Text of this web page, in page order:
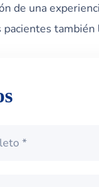
de una
también